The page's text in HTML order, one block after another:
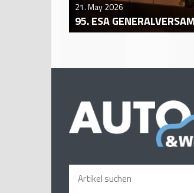
21. May 2026
95. ESA